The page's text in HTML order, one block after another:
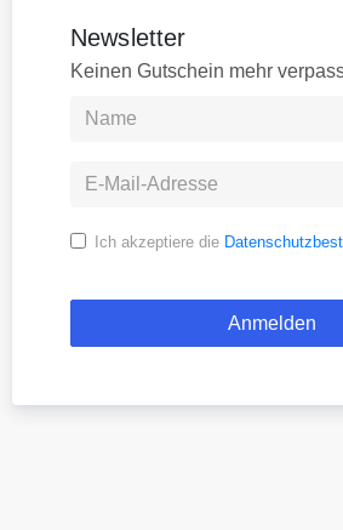
Newsletter
Keinen Gutschein mehr
Ich akzeptiere die